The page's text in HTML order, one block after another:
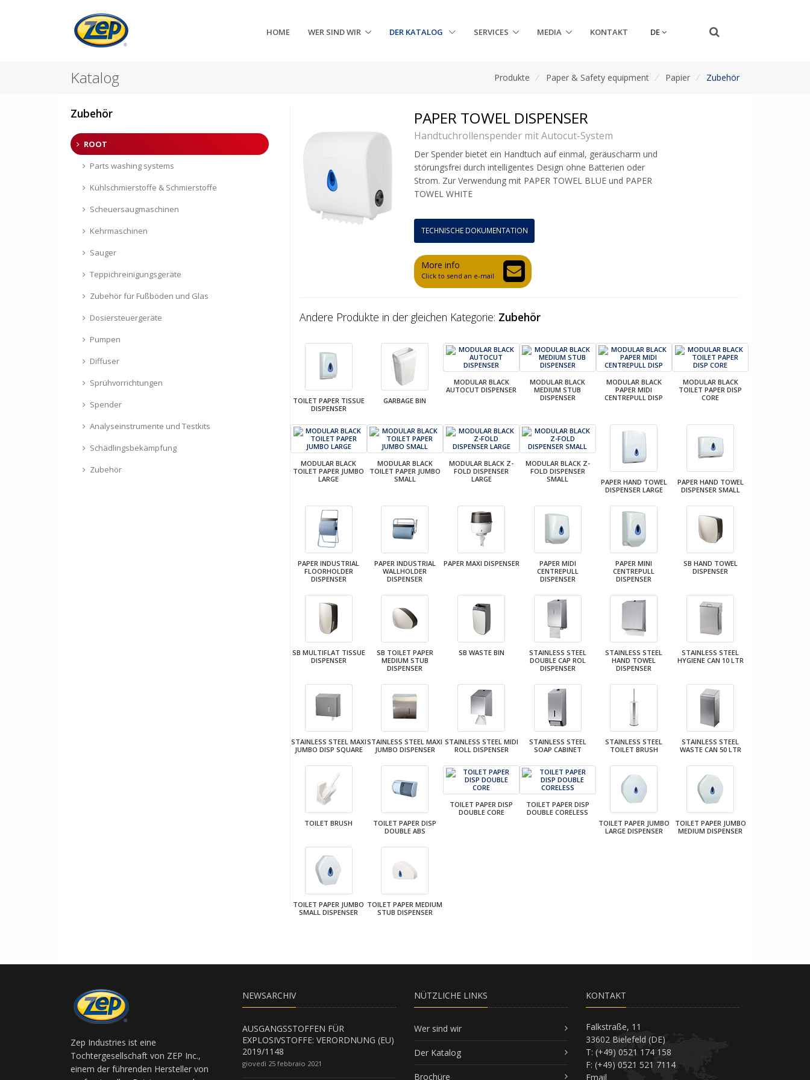
HOME WER SIND WIR DER KATALOG SERVICES MEDIA KONTAKT DE
Katalog Produkte / Paper & Safety equipment / Papier / Zubehör
PAPER TOWEL DISPENSER
Handtuchrollenspender mit Autocut-System
Der Spender bietet ein Handtuch auf einmal, geräuscharm und
störungsfrei durch intelligentes Design ohne Batterien oder
Strom. Zur Verwendung mit PAPER TOWEL BLUE und PAPER
TOWEL WHITE
TECHNISCHE DOKUMENTATION
More info
Click to send an e-mail
Andere Produkte in der gleichen Kategorie: Zubehör
TOILET PAPER TISSUE
DISPENSER
GARBAGE BIN
MODULAR BLACK
AUTOCUT DISPENSER
MODULAR BLACK
MEDIUM STUB
DISPENSER
MODULAR BLACK
PAPER MIDI
CENTREPULL DISP
MODULAR BLACK
TOILET PAPER DISP
CORE
MODULAR BLACK
TOILET PAPER JUMBO
LARGE
MODULAR BLACK
TOILET PAPER JUMBO
SMALL
MODULAR BLACK Z-
FOLD DISPENSER
LARGE
MODULAR BLACK Z-
FOLD DISPENSER
SMALL
PAPER HAND TOWEL
DISPENSER LARGE
PAPER HAND TOWEL
DISPENSER SMALL
PAPER INDUSTRIAL
FLOORHOLDER
DISPENSER
PAPER INDUSTRIAL
WALLHOLDER
DISPENSER
PAPER MAXI DISPENSER
PAPER MIDI
CENTREPULL
DISPENSER
PAPER MINI
CENTREPULL
DISPENSER
SB HAND TOWEL
DISPENSER
SB MULTIFLAT TISSUE
DISPENSER
SB TOILET PAPER
MEDIUM STUB
DISPENSER
SB WASTE BIN
STAINLESS STEEL
DOUBLE CAP ROL
DISPENSER
STAINLESS STEEL
HAND TOWEL
DISPENSER
STAINLESS STEEL
HYGIENE CAN 10 LTR
STAINLESS STEEL MAXI
JUMBO DISP SQUARE
STAINLESS STEEL MAXI
JUMBO DISPENSER
STAINLESS STEEL MIDI
ROLL DISPENSER
STAINLESS STEEL
SOAP CABINET
STAINLESS STEEL
TOILET BRUSH
STAINLESS STEEL
WASTE CAN 50 LTR
TOILET BRUSH
TOILET PAPER DISP
DOUBLE ABS
TOILET PAPER DISP
DOUBLE CORE
TOILET PAPER DISP
DOUBLE CORELESS
TOILET PAPER JUMBO
LARGE DISPENSER
TOILET PAPER JUMBO
MEDIUM DISPENSER
TOILET PAPER JUMBO
SMALL DISPENSER
TOILET PAPER MEDIUM
STUB DISPENSER
Zubehör
ROOT
Parts washing systems
Kühlschmierstoffe & Schmierstoffe
Scheuersaugmaschinen
Kehrmaschinen
Sauger
Teppichreinigungsgeräte
Zubehör für Fußböden und Glas
Dosiersteuergeräte
Pumpen
Diffuser
Sprühvorrichtungen
Spender
Analyseinstrumente und Testkits
Schädlingsbekämpfung
Zubehör
Zep Industries ist eine
Tochtergesellschaft von ZEP Inc.,
einem der führenden Hersteller von
NEWSARCHIV
AUSGANGSSTOFFEN FÜR
EXPLOSIVSTOFFE: VERORDNUNG (EU)
2019/1148
giovedì 25 febbraio 2021
NÜTZLICHE LINKS
Wer sind wir
Der Katalog
Brochüre
KONTAKT
Falkstraße, 11
33602 Bielefeld (DE)
T: (+49) 0521 174 158
F: (+49) 0521 521 7114
Email